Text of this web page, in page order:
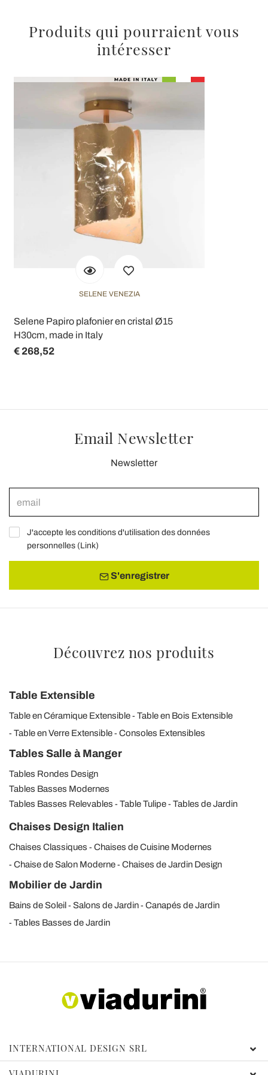
Produits qui pourraient vous
intéresser
SELENE VENEZIA
Selene Papiro plafonier en cristal Ø15
H30cm, made in Italy
€ 268,52
Email Newsletter
Newsletter
J'accepte les conditions d'utilisation des données
personnelles (Link)
S'enregistrer
Découvrez nos produits
Table Extensible
Table en Céramique Extensible
Table en Bois Extensible
Table en Verre Extensible
Consoles Extensibles
Tables Salle à Manger
Tables Rondes Design
Tables Basses Modernes
Tables Basses Relevables
Table Tulipe Tables de Jardin
Chaises Design Italien
Chaises Classiques
Chaises de Cuisine Modernes
Chaise de Salon Moderne
Chaises de Jardin Design
Mobilier de Jardin
Bains de Soleil Salons de Jardin
Canapés de Jardin
Tables Basses de Jardin
INTERNATIONAL DESIGN SRL